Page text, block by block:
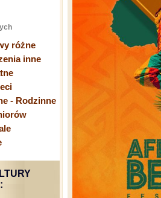
różne
inne
- Rodzinne